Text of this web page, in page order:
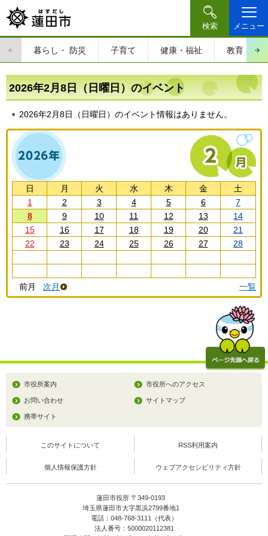
検索 メニュー
暮らし・ 防災 子育て 健康・福祉 教育・文
2026年2月8日（日曜日）のイベント
2026年2月8日（日曜日）のイベント情報はありません。
日 月 火 水 木 金
土
1
2 3 4 5 6
7
8
9 10 11 12 13
14
15
16 17 18 19 20
21
22
23 24 25 26 27 28
前月 次月 一覧
市役所案内 市役所へのアクセス
お問い合わせ サイトマップ
携帯サイト
このサイトについて RSS利用案内
個人情報保護方針 ウェブアクセシビリティ方針
蓮田市役所 〒349-0193
埼玉県蓮田市大字黒浜2799番地1
電話：048-768-3111（代表）
法人番号：5000020112381